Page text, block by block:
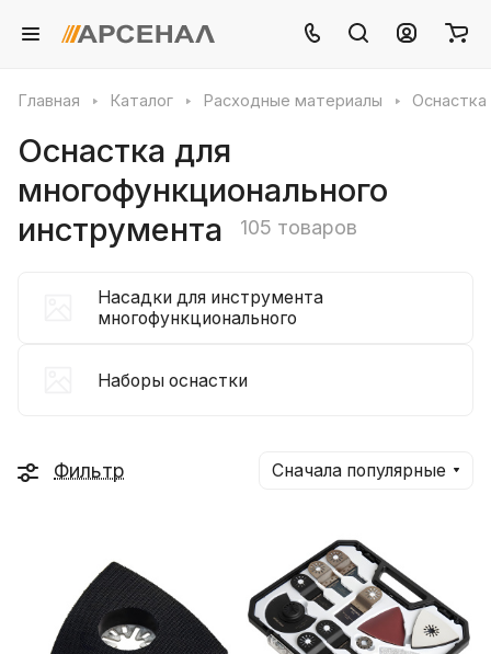
Главная Каталог Расходные материалы
Оснастка для
многофункционального
инструмента
105 товаров
Насадки для инструмента
многофункционального
Наборы оснастки
Фильтр Сначала популярные